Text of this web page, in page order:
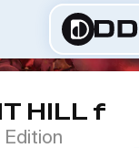
HILL f